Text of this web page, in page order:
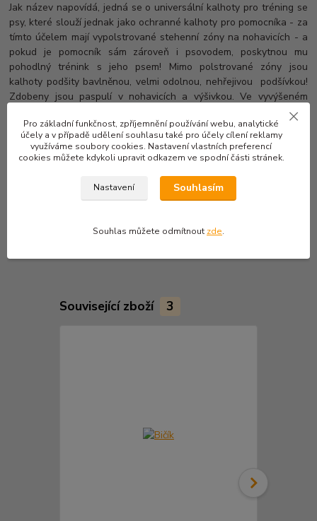
Jak název napovídá, jedná se o universální kalhoty pro tréning se
psy, které slouží jednak jako ochranné kalhoty pro pomocníka - za
tímto účelem mají vypolstrované stehenní zóny na nohavicích - a
pokud je pomocník sám zároveň i psovodem, poskytnou mu
pohodlný trénink s jeho psem! Mimo polstrované zóny jsou
kalhoty podšity bavlněnou, velmi odolnou, nehřejivou podšívkou!
Zdobeny jsou paspulí v nohavicích a výšivkou. Ve vyvýšeném
pase jsou vybaveny gumou, pro snadné oblékání a vyslékání.
Přední a zadní část je spojena kšandami na trojzubec.
Velikost (size): S,M,L,XL,XXL
Zhotovení kalhot dle dodaných tělesných rozměrů +30 % k
Související zboží 3
Pro základní funkčnost, zpříjemnění používání webu, analytické
účely a v případě udělení souhlasu také pro účely cílení reklamy
využíváme soubory cookies. Nastavení vlastních preferencí
cookies můžete kdykoli upravit odkazem ve spodní části stránek.
Nastavení Souhlasím
Souhlas můžete odmítnout zde.